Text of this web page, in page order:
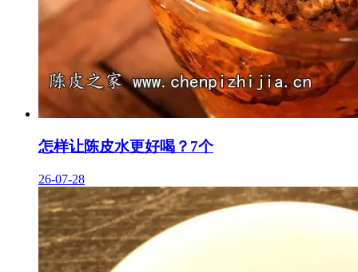
怎样让陈皮水更好喝？7个
26-07-28